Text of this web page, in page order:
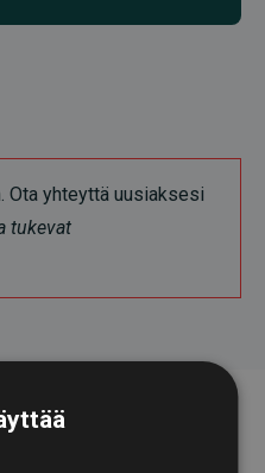
Ota yhteyttä uusiaksesi
tukevat